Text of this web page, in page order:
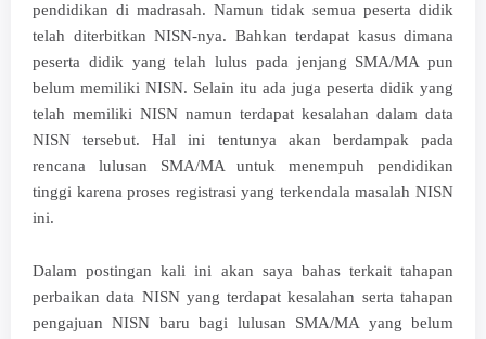
pendidikan di madrasah. Namun tidak semua peserta didik
telah diterbitkan NISN-nya. Bahkan terdapat kasus dimana
peserta didik yang telah lulus pada jenjang SMA/MA pun
belum memiliki NISN. Selain itu ada juga peserta didik yang
telah memiliki NISN namun terdapat kesalahan dalam data
NISN tersebut. Hal ini tentunya akan berdampak pada
rencana lulusan SMA/MA untuk menempuh pendidikan
tinggi karena proses registrasi yang terkendala masalah NISN
ini.
Dalam postingan kali ini akan saya bahas terkait tahapan
perbaikan data NISN yang terdapat kesalahan serta tahapan
pengajuan NISN baru bagi lulusan SMA/MA yang belum